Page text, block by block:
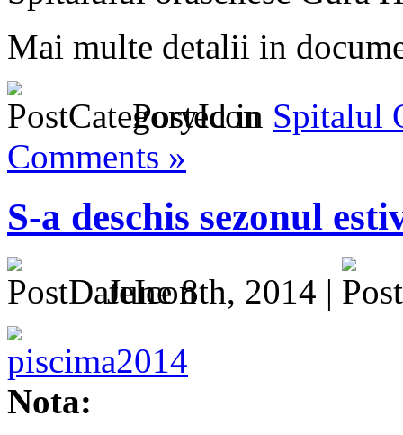
Mai multe detalii in
Posted in Spitalul
Comments »
S-a deschis sezonul
June 8th, 2014 |
Nota: